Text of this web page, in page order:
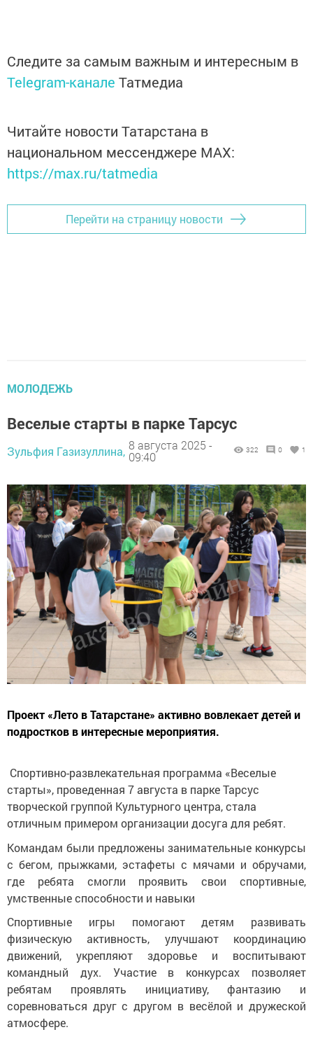
Следите за самым важным и интересным в
Telegram-канале Татмедиа
Читайте новости Татарстана в
национальном мессенджере MАХ:
https://max.ru/tatmedia
Перейти на страницу новости
МОЛОДЕЖЬ
Веселые старты в парке Тарсус
Зульфия Газизуллина, 8 августа 2025 -
09:40
322 0 1
Проект «Лето в Татарстане» активно вовлекает детей и
подростков в интересные мероприятия.
Спортивно-развлекательная программа «Веселые
старты», проведенная 7 августа в парке Тарсус
творческой группой Культурного центра, стала
отличным примером организации досуга для ребят.
Командам были предложены занимательные конкурсы
с бегом, прыжками, эстафеты с мячами и обручами,
где ребята смогли проявить свои спортивные,
умственные способности и навыки
Спортивные игры помогают детям развивать
физическую активность, улучшают координацию
движений, укрепляют здоровье и воспитывают
командный дух. Участие в конкурсах позволяет
ребятам проявлять инициативу, фантазию и
соревноваться друг с другом в весёлой и дружеской
атмосфере.